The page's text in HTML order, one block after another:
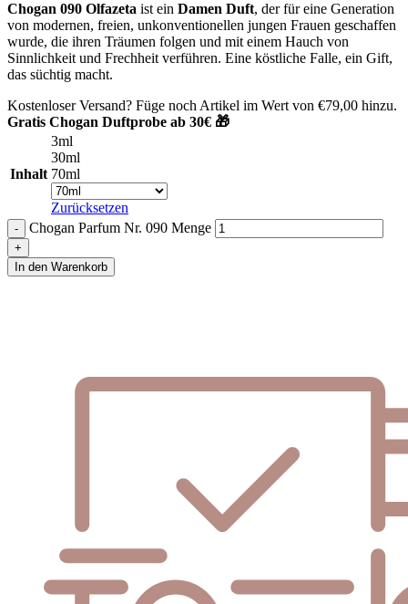
Chogan 090 Olfazeta ist ein Damen Duft, der für eine Generation
von modernen, freien, unkonventionellen jungen Frauen geschaffen
wurde, die ihren Träumen folgen und mit einem Hauch von
Sinnlichkeit und Frechheit verführen. Eine köstliche Falle, ein Gift,
das süchtig macht.
Kostenloser Versand? Füge noch Artikel im Wert von €79,00 hinzu.
Gratis Chogan Duftprobe ab 30€ 🎁
Inhalt
3ml
30ml
70ml
Zurücksetzen
Chogan Parfum Nr. 090 Menge
In den Warenkorb